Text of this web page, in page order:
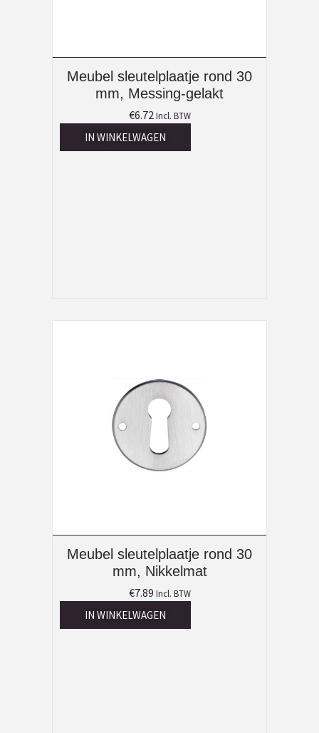
Meubel sleutelplaatje rond 30
mm, Messing-gelakt
€6.72 Incl. BTW
IN WINKELWAGEN
Meubel sleutelplaatje rond 30
mm, Nikkelmat
€7.89 Incl. BTW
IN WINKELWAGEN